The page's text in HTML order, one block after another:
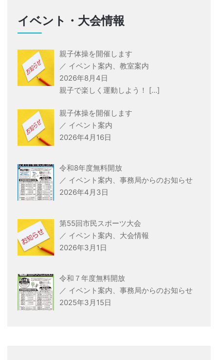
イベント・大会情報
親子体操を開催します
／ イベント案内、教室案内
2026年8月4日
親子で楽しく運動しよう！ […]
親子体操を開催します
／ イベント案内
2026年4月16日
令和8年度無料開放
／ イベント案内、事務局からのお知らせ
2026年4月3日
第55回市民スポーツ大会
／ イベント案内、大会情報
2026年3月1日
令和７年度無料開放
／ イベント案内、事務局からのお知らせ
2025年3月15日